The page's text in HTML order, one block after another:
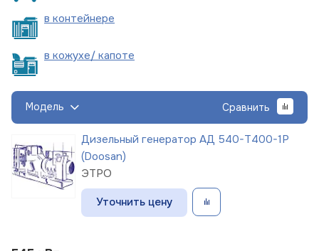
в контейнере
в кожухе/ капоте
Модель Сравнить
Дизельный генератор АД 540-Т400-1Р
(Doosan)
ЭТРО
Уточнить цену